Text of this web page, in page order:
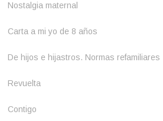
Nostalgia maternal
Carta a mi yo de 8 años
De hijos e hijastros. Normas refamiliares
Revuelta
Contigo